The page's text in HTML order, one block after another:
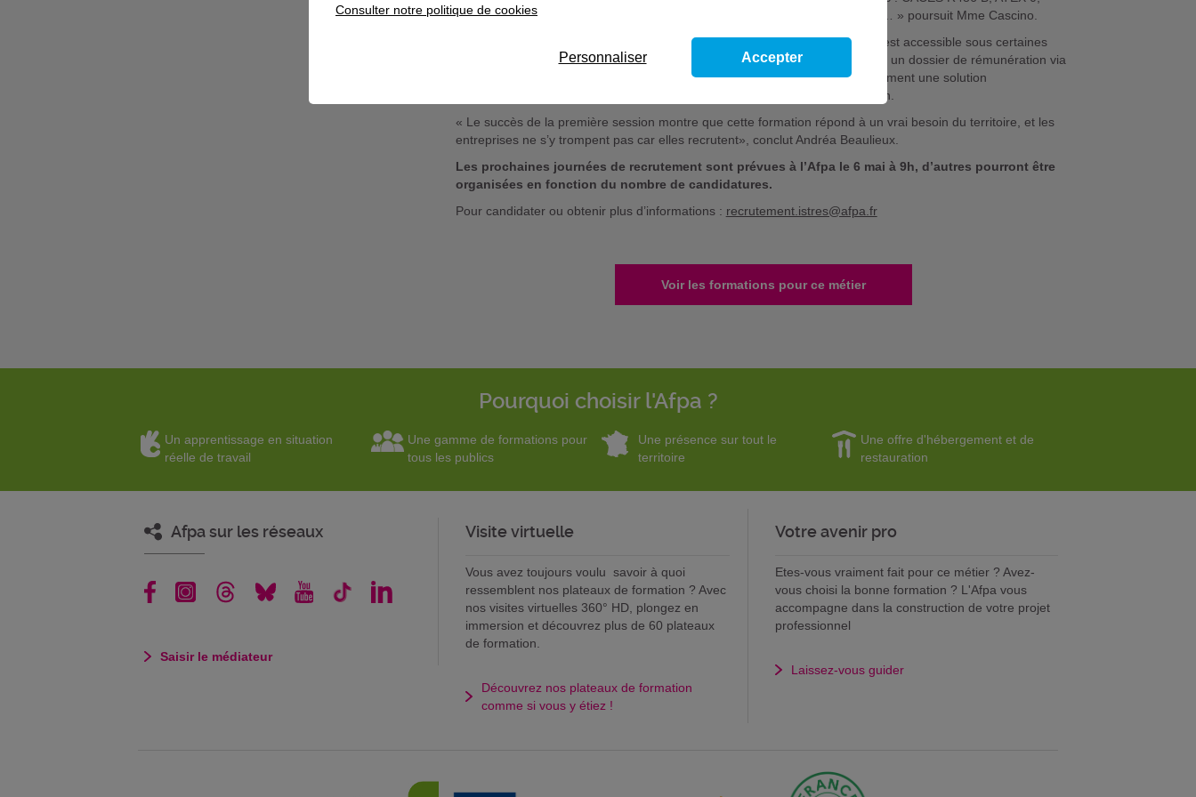
GIES, GTIS espace confiné, habilitation électrique H0 B0, travail en hauteur… » poursuit Mme Cascino.
Cette formation, financée par France travail pour les demandeurs d’emploi, est accessible sous certaines
conditions, notamment un casier judiciaire vierge, et peut être complétée par un dossier de rémunération via
l’ASP pour les personnes non indemnisées. Le centre d’Istres propose également une solution
d’hébergement et de restauration pour les stagiaires venus de toute la région.
« Le succès de la première session montre que cette formation répond à un vrai besoin du territoire, et les
entreprises ne s’y trompent pas car elles recrutent», conclut Andréa Beaulieux.
Les prochaines journées de recrutement sont prévues à l’Afpa le 6 mai à 9h, d’autres pourront être
organisées en fonction du nombre de candidatures.
Pour candidater ou obtenir plus d’informations : recrutement.istres@afpa.fr
Voir les formations pour ce métier
Pourquoi choisir l'Afpa ?
Un apprentissage en situation
réelle de travail
Une gamme de formations pour
tous les publics
Une présence sur tout le
territoire
Une offre d'hébergement et de
restauration
Afpa sur les réseaux
Saisir le médiateur
Visite virtuelle
Vous avez toujours voulu savoir à quoi
ressemblent nos plateaux de formation ? Avec
nos visites virtuelles 360° HD, plongez en
immersion et découvrez plus de 60 plateaux
de formation.
Découvrez nos plateaux de formation
comme si vous y étiez !
Votre avenir pro
Etes-vous vraiment fait pour ce métier ? Avez-
vous choisi la bonne formation ? L'Afpa vous
accompagne dans la construction de votre projet
professionnel
Laissez-vous guider
Consulter notre politique de cookies
Personnaliser Accepter